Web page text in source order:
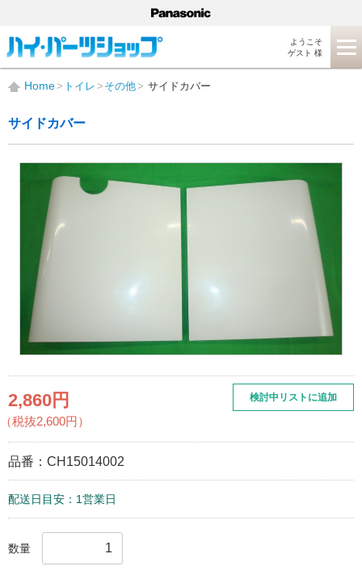
ようこそ
ゲスト 様
Home トイレ その他 サイドカバー
サイドカバー
2,860円
（税抜2,600円）
品番： CH15014002
配送日目安：1営業日
検討中リストに追加
数量